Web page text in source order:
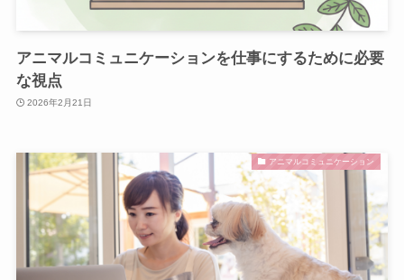
アニマルコミュニケーションを仕事にするために必要
な視点
2026年2月21日
アニマルコミュニケーション